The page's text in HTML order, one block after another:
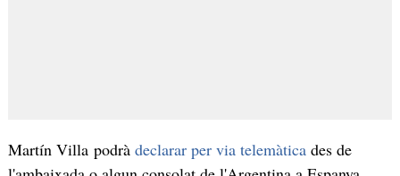
Martín Villa podràdeclarar per via telemàtica des de